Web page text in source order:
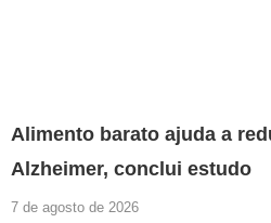
Alimento barato ajuda a
Alzheimer, conclui estudo
7 de agosto de 2026